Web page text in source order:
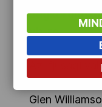
Jégkorong:
vb-re
Az ifjúsági
Glen